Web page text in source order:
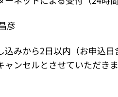
彦
込みから2日以内（お申込
ャンセルとさせていただきま